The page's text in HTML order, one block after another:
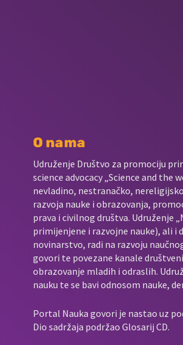
O nama
Udruženje Društvo za promociju
science advocacy „Science and the
nevladino, nestranačko,
razvoja nauke i obrazovanja,
prava i civilnog društva. Udruženje
primijenjene i razvojne nauke), ali i
novinarstvo, radi na razvoju
govori te povezane kanale
obrazovanje mladih i odraslih.
nauku te se bavi odnosom nauke,
Portal Nauka govori je nastao uz
Dio sadržaja podržao Glosarij CD.